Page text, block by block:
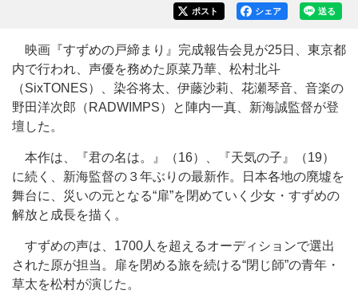
送る
シェア
ポスト
映画『すずめの戸締まり』完成報告会見が25日、東京都
内で行われ、声優を務めた原菜乃華、松村北斗
（SixTONES）、染谷将太、伊藤沙莉、花瀬琴音、音楽の
野田洋次郎（RADWIMPS）と陣内一真、新海誠監督が登
壇した。
本作は、『君の名は。』（16）、『天気の子』（19）
に続く、新海監督の３年ぶりの最新作。日本各地の廃墟を
舞台に、災いの元となる“扉”を閉めていく少女・すずめの
解放と成長を描く。
すずめの声は、1700人を超えるオーディションで選出
された原が担当。扉を閉める旅を続ける“閉じ師”の青年・
草太を松村が演じた。